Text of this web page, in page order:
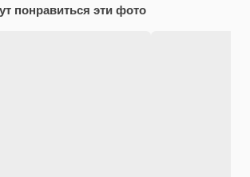
понравиться эти фото